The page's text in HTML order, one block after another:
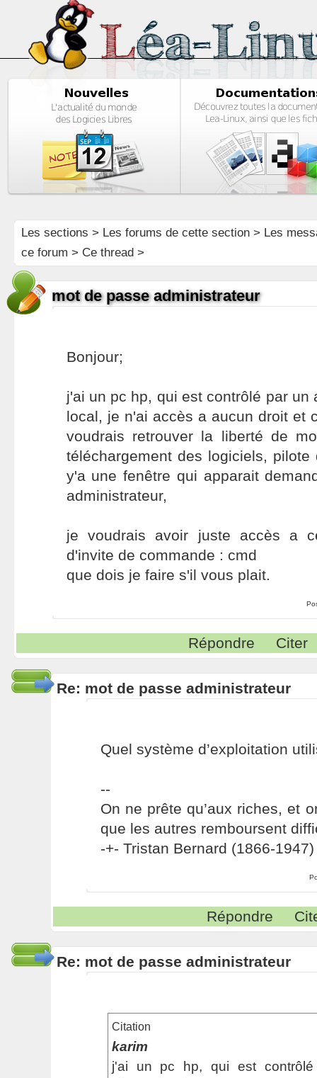
Les sections > Les forums de cette section> Les
ce forum > Ce thread >
mot de passe administrateur
Bonjour;
j'ai un pc hp, qui est contrôlé par un
local, je n'ai accès a aucun droit et
voudrais retrouver la liberté de
téléchargement des logiciels,
y'a une fenêtre qui apparait
administrateur,
je voudrais avoir juste accès a
d'invite de commande : cmd
que dois je faire s'il vous plait.
Répondre Citer
Re: mot de passe administrateur
Quel système d’exploitation
--
On ne prête qu’aux riches, et
que les autres remboursent
-+- Tristan Bernard (1866-1947)
Répondre
Re: mot de passe administrateur
Citation
karim
j'ai un pc hp, qui est contrôlé